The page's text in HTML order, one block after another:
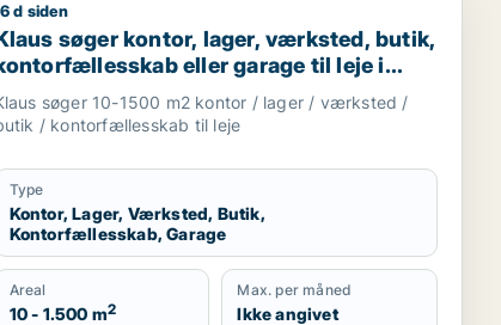
erhvervsgrund, produktionslokaler eller garage til
søger kontor, lager, værksted, butik,
d siden
søger kontor, lager, værksted, butik,
eller garage til leje i
søger 10-1500 m2 kontor / lager / værksted /
/ kontorfællesskab til leje
Type
Kontor, Lager, Værksted, Butik,
Kontorfællesskab, Garage
Areal
10 - 1.500 m2
Max. per måned
Ikke angivet